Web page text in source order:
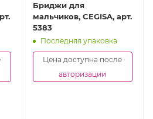
Бриджи для
мальчиков, CEGISA, арт.
5383
Последняя упаковка
Цена доступна после
авторизации